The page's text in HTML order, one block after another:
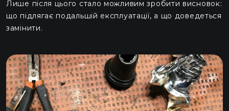
Лише після цього стало можливим зробити висновок:
що підлягає подальшій експлуатації, а що доведеться
замінити.